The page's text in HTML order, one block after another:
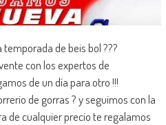
de beis bol ???
con los expertos de
de un día para otro !!!
de gorras ? y seguimos con la
de cualquier precio te regalamos